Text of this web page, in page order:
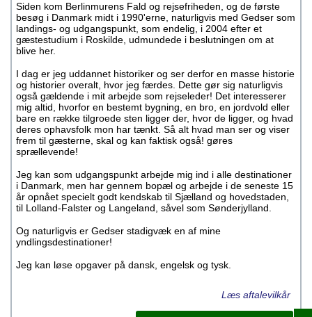
Siden kom Berlinmurens Fald og rejsefriheden, og de første
besøg i Danmark midt i 1990'erne, naturligvis med Gedser som
landings- og udgangspunkt, som endelig, i 2004 efter et
gæstestudium i Roskilde, udmundede i beslutningen om at
blive her.
I dag er jeg uddannet historiker og ser derfor en masse historie
og historier overalt, hvor jeg færdes. Dette gør sig naturligvis
også gældende i mit arbejde som rejseleder! Det interesserer
mig altid, hvorfor en bestemt bygning, en bro, en jordvold eller
bare en række tilgroede sten ligger der, hvor de ligger, og hvad
deres ophavsfolk mon har tænkt. Så alt hvad man ser og viser
frem til gæsterne, skal og kan faktisk også! gøres
sprællevende!
Jeg kan som udgangspunkt arbejde mig ind i alle destinationer
i Danmark, men har gennem bopæl og arbejde i de seneste 15
år opnået specielt godt kendskab til Sjælland og hovedstaden,
til Lolland-Falster og Langeland, såvel som Sønderjylland.
Og naturligvis er Gedser stadigvæk en af mine
yndlingsdestinationer!
Jeg kan løse opgaver på dansk, engelsk og tysk.
Læs aftalevilkår